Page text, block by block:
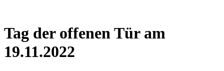
Tag der offenen Tür am
19.11.2022